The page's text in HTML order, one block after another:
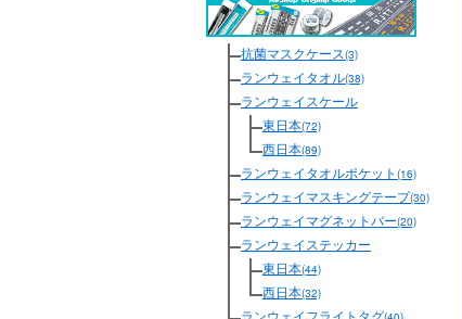
抗菌マスクケース(3)
ランウェイタオル(38)
ランウェイスケール
東日本(72)
西日本(89)
ランウェイタオルポケット (16)
ランウェイマスキングテープ(30)
ランウェイマグネットバー(20)
ランウェイステッカー
東日本(44)
西日本(32)